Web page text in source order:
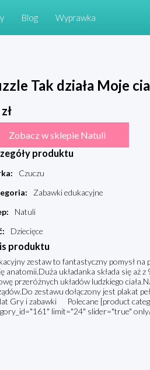
Blog Wyprawka
Tak działa Moje
zł
Zobacz w sklepie Natuli
produktu
:
Czuczu
:
Zabawki edukacyjne
:
Natuli
: Dziecięce
produktu
zestaw to fantastyczny pomysł
anatomii.Duża układanka składa się aż
przeróżnych układów ludzkiego
zestawu dołączony jest plakat
Gry i zabawki Polecane [product
limit="24" slider="true"